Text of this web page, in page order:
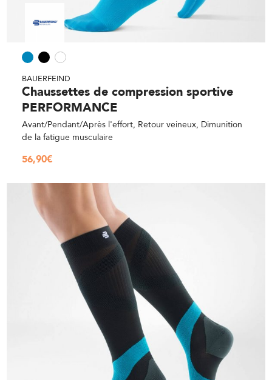
BAUERFEIND
Chaussettes de compression sportive
PERFORMANCE
Avant/Pendant/Après l'effort, Retour veineux, Dimunition
de la fatigue musculaire
56,90€